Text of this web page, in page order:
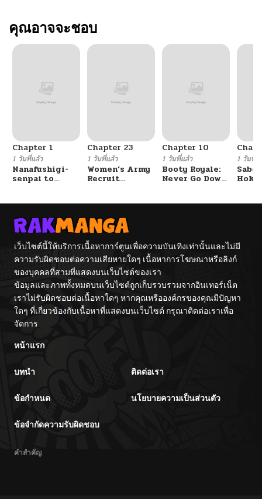
คุณอาจจะชอบ
Chapter 1
1 วันที่แล้ว
Nanafushigi-
senpai to
Chapter 23
1 วันที่แล้ว
Women’s Army
Recruit
Chapter 10
1 วันที่แล้ว
Booty Royale:
Never Go Down
1 วันที่แ
เว็บไซต์นี้ให้บริการเนื้อหาการ์ตูนเพื่อความบันเทิงเท่านั้นและไม่มี
ความรับผิดชอบต่อความเสียหายใดๆ เนื้อหาการโฆษณาหรือลิงก์
ของบุคคลที่สามที่แสดงบนเว็บไซต์ของเรา
ข้อมูลและภาพทั้งหมดบนเว็บไซต์ถูกเก็บรวบรวมจากอินเทอร์เน็ต
เราไม่รับผิดชอบต่อเนื้อหาใดๆ หากคุณหรือองค์กรของคุณมีปัญหา
ใดๆ ที่เกี่ยวข้องกับเนื้อหาที่แสดงบนเว็บไซต์ กรุณาติดต่อเราเพื่อ
จัดการ
หน้าแรก
บทนำ ติดต่อเรา
ข้อกำหนด นโยบายความเป็นส่วนตัว
ข้อจำกัดความรับผิดชอบ
คำสำคัญ